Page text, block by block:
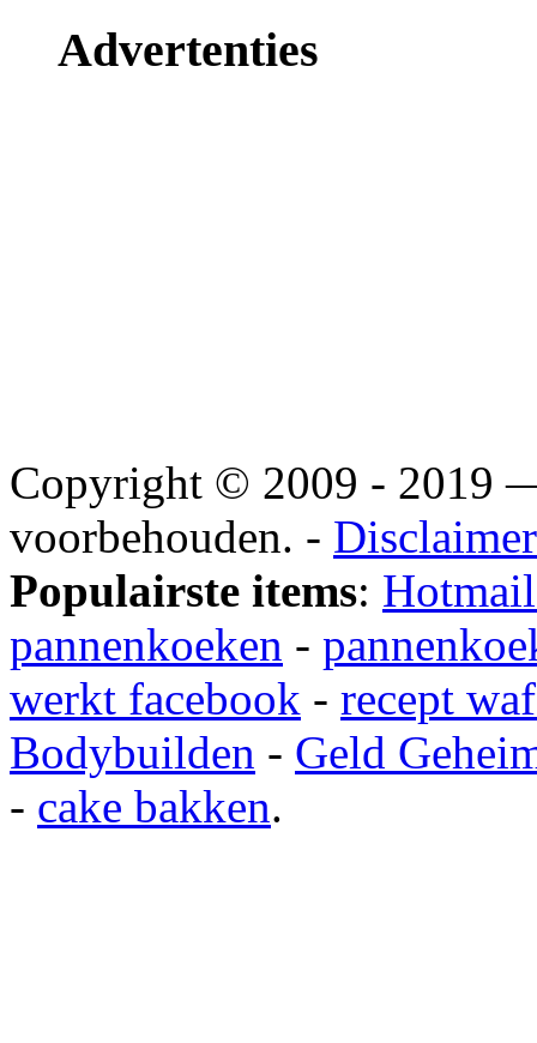
Advertenties
Copyright © 2009 - 2019
voorbehouden. - Disclaimer
Populairste items:
pannenkoeken -
werkt facebook - recept
Bodybuilden - Geld
- cake bakken.